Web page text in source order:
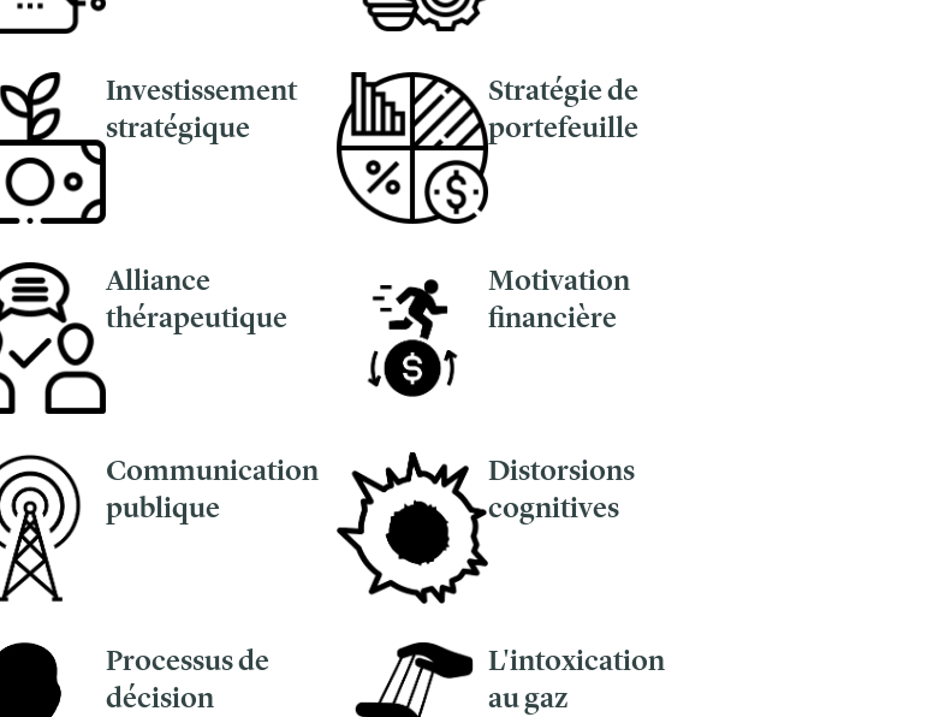
Investissement
stratégique
Stratégie de
portefeuille
Alliance
thérapeutique
Motivation
financière
Communication
publique
Distorsions
cognitives
Processus de
décision
L'intoxication
au gaz